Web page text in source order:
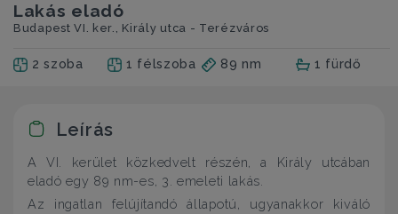
Lakás eladó
Budapest VI. ker., Király utca - Terézváros
2 szoba 1 félszoba 89 nm 1 fürdő
Leírás
A VI. kerület közkedvelt részén, a Király utcában
eladó egy 89 nm-es, 3. emeleti lakás.
Az ingatlan felújítandó állapotú, ugyanakkor kiváló